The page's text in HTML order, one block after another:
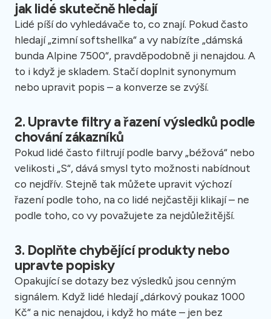
jak lidé skutečně hledají
Lidé píší do vyhledávače to, co znají. Pokud často
hledají „zimní softshellka“ a vy nabízíte „dámská
bunda Alpine 7500“, pravděpodobně ji nenajdou. A
to i když je skladem. Stačí doplnit synonymum
nebo upravit popis – a konverze se zvýší.
2. Upravte filtry a řazení výsledků podle
chování zákazníků
Pokud lidé často filtrují podle barvy „béžová“ nebo
velikosti „S“, dává smysl tyto možnosti nabídnout
co nejdřív. Stejně tak můžete upravit výchozí
řazení podle toho, na co lidé nejčastěji klikají – ne
podle toho, co vy považujete za nejdůležitější.
3. Doplňte chybějící produkty nebo
upravte popisky
Opakující se dotazy bez výsledků jsou cenným
signálem. Když lidé hledají „dárkový poukaz 1000
Kč“ a nic nenajdou, i když ho máte – jen bez